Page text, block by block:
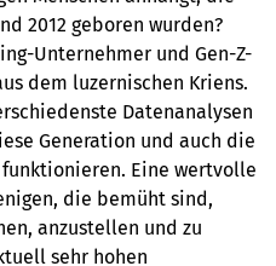
2012 geboren wurden?
Unternehmer und Gen-Z-
dem luzernischen Kriens.
Datenanalysen
Generation und auch die
Eine wertvolle
die bemüht sind,
anzustellen und zu
sehr hohen